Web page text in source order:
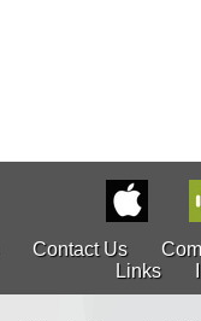
Contact Us
Links